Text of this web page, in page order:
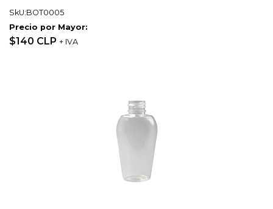
SkU:BOT0005
Precio por Mayor:
$140 CLP + IVA